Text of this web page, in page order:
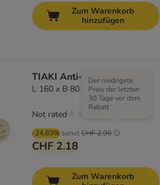
Zum Warenkorb
hinzufügen
TIAKI Anti-Slip Matte
L 160 x B 80 cm
-24.83% sonstCHF 2.90
Der niedrigste
Preis der letzten
30 Tage vor dem
Rabatt
CHF 2.18
Not rated
Zum Warenkorb